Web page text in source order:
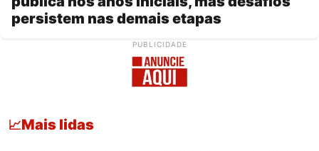
persistem nas demais etapas
PUBLICIDADE
📈Mais lidas